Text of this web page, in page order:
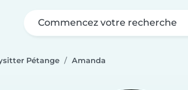
Commencez votre recherche
Pétange Amanda